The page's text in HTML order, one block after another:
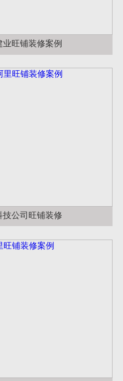
旺铺装修案例
技公司旺铺装修